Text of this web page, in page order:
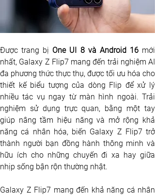
Được trang bị One UI 8 và Android 16 mới
nhất, Galaxy Z Flip7 mang đến trải nghiệm AI
đa phương thức thực thụ, được tối ưu hóa cho
thiết kế biểu tượng của dòng Flip để xử lý
nhiều tác vụ ngay từ màn hình ngoài. Trải
nghiệm sử dụng trực quan, bằng một tay
giúp nâng tầm hiệu năng và mở rộng khả
năng cá nhân hóa, biến Galaxy Z Flip7 trở
thành người bạn đồng hành thông minh và
hữu ích cho những chuyến đi xa hay giữa
nhịp sống bận rộn thường nhật.
Galaxy Z Flip7 mang đến khả năng cá nhân